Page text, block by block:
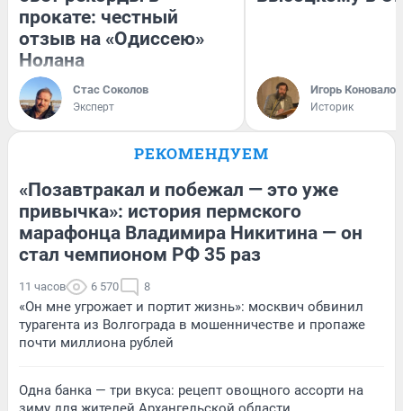
прокате: честный
отзыв на «Одиссею»
Нолана
Стас Соколов
Эксперт
Игорь Коновалов
Историк
РЕКОМЕНДУЕМ
«Позавтракал и побежал — это уже
привычка»: история пермского
марафонца Владимира Никитина — он
стал чемпионом РФ 35 раз
11 часов 6 570 8
«Он мне угрожает и портит жизнь»: москвич обвинил
турагента из Волгограда в мошенничестве и пропаже
почти миллиона рублей
Одна банка — три вкуса: рецепт овощного ассорти на